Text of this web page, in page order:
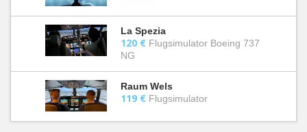
La Spezia
120 € Flugsimulator Boeing 737
NG
Raum Wels
119 € Flugsimulator